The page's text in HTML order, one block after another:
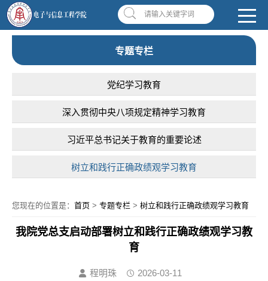
南昌应用技术师范学院，助你圆梦! 学校首页| OA系统 违反师德举报信箱
请输入关键字词
专题专栏
党纪学习教育
深入贯彻中央八项规定精神学习教育
习近平总书记关于教育的重要论述
树立和践行正确政绩观学习教育
您现在的位置是： 首页 > 专题专栏 > 树立和践行正确政绩观学习教育
我院党总支启动部署树立和践行正确政绩观学习教
育
程明珠 2026-03-11